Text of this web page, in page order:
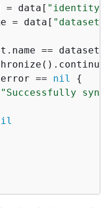
= data[
= data[
==
== nil
{
"Successfully